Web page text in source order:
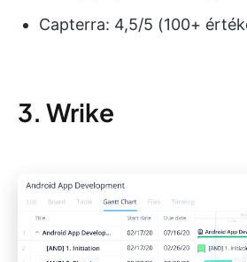
Capterra: 4,5/5 (100+
3. Wrike